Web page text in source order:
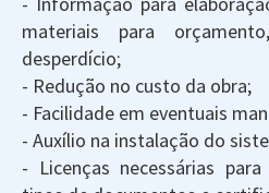
materiais para
desperdício;
- Redução no custo da obra;
- Facilidade em eventuais
- Auxílio na instalação do
- Licenças necessárias